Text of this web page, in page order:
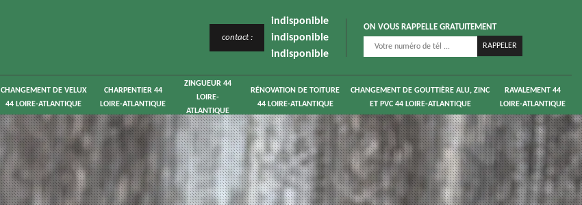
contact :
indisponible
indisponible
indisponible
ON VOUS RAPPELLE GRATUITEMENT
CHANGEMENT DE VELUX
44 LOIRE-ATLANTIQUE
CHARPENTIER 44
LOIRE-ATLANTIQUE
ZINGUEUR 44
LOIRE-
ATLANTIQUE
RÉNOVATION DE TOITURE
44 LOIRE-ATLANTIQUE
CHANGEMENT DE GOUTTIÈRE ALU, ZINC
ET PVC 44 LOIRE-ATLANTIQUE
RAVALEMENT 44
LOIRE-ATLANTIQUE